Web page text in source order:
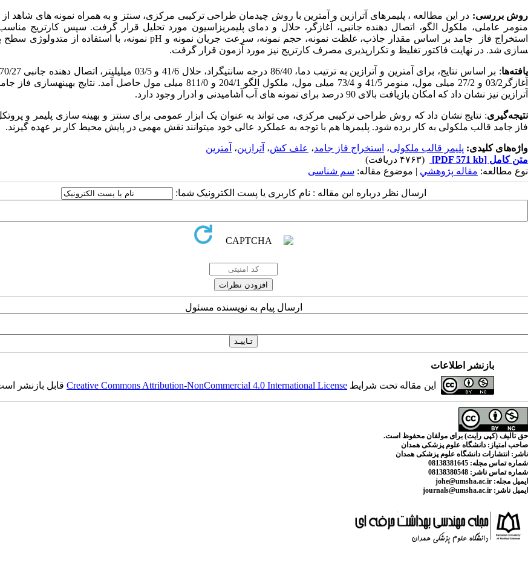
روش بررسی: در این مطالعه ، پلیمرهای آترازین و آمترین با روش چیدمان طراحی ترکیبی مرکزی، سنتز و به همراه نمونه های شاهد از
منومر عاملی، ملکول الگو، اتصال دهنده جانبی، آغازگر، حلال و دمای پلیمریزاسیون مورد تحلیل قرار گرفت. سپس کارتریج
استخراج فاز
جامد بر اساس مقدار جاذب، غلظت نمونه، حجم نمونه، سرعت جریان نمونه و pHنمونه، با استفاده از متدولوژی سطح
سازی شد. در نهایت فاکتور تغلیظ و تکرارپذیری مصرف کارتریج نیز مورد آزمون قرار گرفت.
یافتهها
آغازگر03/2 و 27/2 میلی مول، منومر 41/5 و 73/4 میلی مول، ملکول الگو 204/1 و 811/0 میلی مول حاصل آمد. نتایج
آترازین نیز نشان داد که امکان بازیافت بالای 90 درصد برای نمونه های آب آشامیدنی و ادرار وجود دارد.
نتیجهگیری: نتایج نشان داد که روش طراحی ترکیبی مرکزی، می تواند به عنوان یک ابزار عمومی برای سنتز و بهینه سازی پلیمر و
فاز جامد قالب ملکولی به کار برده شود. پلیمرها هم با توجه به عملکرد عالی خود می­توانند نقش مهمی در پایش محیط کار بر عهده گیرند.
واژه‌های کلیدی: پلیمر قالب ملکولی، استخراج فاز جامد، علف کش، آترازین، آمترین
متن کامل [PDF 571 kb]
(۴۷۶۳ دریافت)
نوع مطالعه: مقاله پژوهشي | موضوع مقاله: سم شناسی
ارسال نظر درباره این مقاله : نام کاربری یا پست الکترونیک شما:
ارسال پیام به نویسنده مسئول
بازنشر اطلاعات
این مقاله تحت شرایط Creative Commons Attribution-NonCommercial 4.0 International Licenseقابل بازنشر
حق تالیف (کپی رایت) برای مولفان محفوظ است.
صاحب امتیاز: دانشگاه علوم پزشکی همدان
ناشر: انتشارات دانشگاه علوم پزشکی همدان
شماره تماس مجله: 08138381645
شماره تماس ناشر:
ایمیل مجله:
ایمیل ناشر: